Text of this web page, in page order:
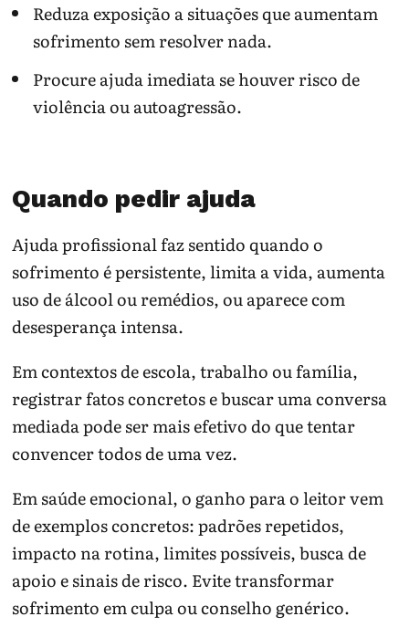
Reduza exposição a situações que aumentam
sofrimento sem resolver nada.
Procure ajuda imediata se houver risco de
violência ou autoagressão.
Quando pedir ajuda
Ajuda profissional faz sentido quando o
sofrimento é persistente, limita a vida, aumenta
uso de álcool ou remédios, ou aparece com
desesperança intensa.
Em contextos de escola, trabalho ou família,
registrar fatos concretos e buscar uma conversa
mediada pode ser mais efetivo do que tentar
convencer todos de uma vez.
Em saúde emocional, o ganho para o leitor vem
de exemplos concretos: padrões repetidos,
impacto na rotina, limites possíveis, busca de
apoio e sinais de risco. Evite transformar
sofrimento em culpa ou conselho genérico.